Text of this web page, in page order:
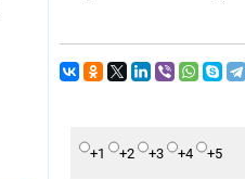
+1 +2 +3 +4 +5